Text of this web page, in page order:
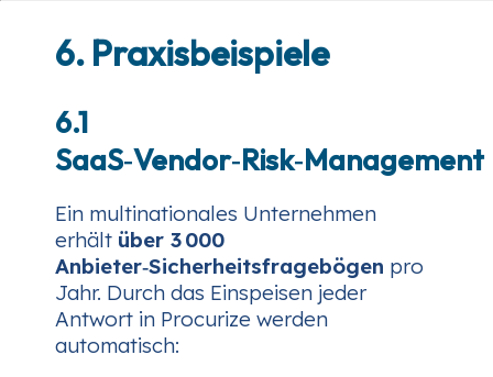
6. Praxisbeispiele
6.1
SaaS‑Vendor‑Risk‑Management
Ein multinationales Unternehmen
erhält über 3 000
Anbieter‑Sicherheitsfragebögen pro
Jahr. Durch das Einspeisen jeder
Antwort in Procurize werden
automatisch: